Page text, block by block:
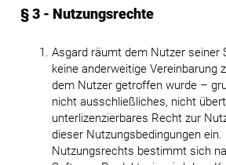
§ 3 - Nutzungsrechte
Asgard räumt dem Nutzer seiner
keine anderweitige Vereinbarung
dem Nutzer getroffen wurde –
nicht ausschließliches, nicht
unterlizenzierbares Recht zur
dieser Nutzungsbedingungen ein.
Nutzungsrechts bestimmt sich